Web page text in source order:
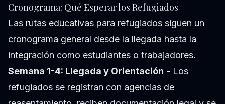
Cronograma: Qué Esperar los Refugiados
Las rutas educativas para refugiados siguen un
cronograma general desde la llegada hasta la
integración como estudiantes o trabajadores.
Semana 1-4: Llegada y Orientación - Los
refugiados se registran con agencias de